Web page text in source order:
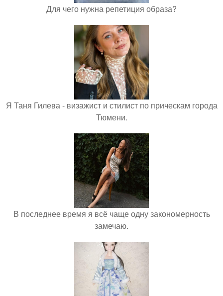
Для чего нужна репетиция образа?
Я Таня Гилева - визажист и стилист по прическам города
Тюмени.
В последнее время я всё чаще одну закономерность
замечаю.